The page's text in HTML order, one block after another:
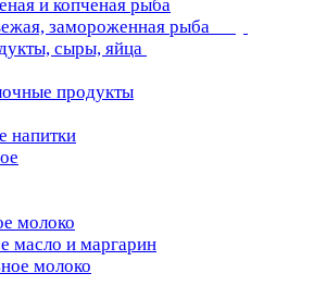
и копченая рыба
замороженная рыба
сыры, яйца
продукты
напитки
молоко
масло и маргарин
молоко